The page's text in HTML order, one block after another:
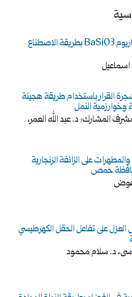
تحضير المركب سيليكات الباريوم BaSiO3 بطريقة الاصطناع
اسماعيل
القرار باستخدام طريقة هجينة
وخوارزمية النمل
المشارك: د. عبد الله العمر،
على الزائفة الزنجارية
حمص
على تفاعل الحقل الكهرطيسي
د. سلام محمود